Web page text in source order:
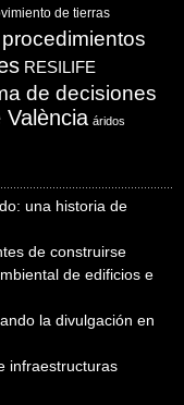
de tierras
procedimientos
RESILIFE
de decisiones
València áridos
una historia de
de construirse
de edificios e
la divulgación en
infraestructuras